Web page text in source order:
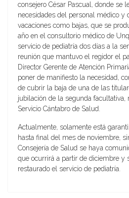
consejero César Pascual, donde se
necesidades del personal médico y
vacaciones como bajas, que se
año en el consultorio médico de
servicio de pediatría dos días a la
reunión que mantuvo el regidor el
Director Gerente de Atención
poner de manifiesto la necesidad,
de cubrir la baja de una de las
jubilación de la segunda facultativa,
Servicio Cántabro de Salud.
Actualmente, solamente está
hasta final del mes de noviembre,
Consejería de Salud se haya
que ocurrirá a partir de diciembre y
restaurado el servicio de pediatría.